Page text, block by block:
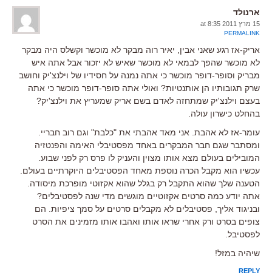
ארנולד
15 מרץ 2011 at 8:35
PERMALINK
אריק-אז רגע שאני אבין, יאיר רוה מבקר לא מוכשר וקשלס היה מבקר
לא מוכשר שהפך לבמאי לא מוכשר שאיש לא יזכור אבל אתה איש
מבריק וסופר-דופר מוכשר כי אתה נמנה על חסידיו של וילנצ'יק וחושב
שרק תגובותיו הן אותנטיות? ואולי אתה סופר-דופר מוכשר כי אתה
בעצם וילנצ'יק שמתחזה לאדם בשם אריק שמעריץ את וילנצ'יק?
בהחלט כישרון עולה.
עומר-אז לא אהבת. אני מאד אהבתי את "כלבת" וגם רוב חבריי.
ומסתבר שגם חבר המבקרים באחד מפסטיבלי האימה והפנטזיה
המובילים בעולם מצא אותו מצוין והעניק לו פרס רק לפני שבוע.
עכשיו הוא מקבל הכרה נוספת מאחד הפסטיבלים היוקרתיים בעולם.
הטענה שלך שהוא התקבל רק בגלל שהוא אקזוטי מופרכת מיסודה.
אתה יודע כמה סרטים אקזוטיים מוגשים מדי שנה לפסטיבלים?
ובניגוד אליך, פסטיבלים לא מקבלים סרטים על סמך ציפיות. הם
צופים בסרט ורק אחרי שראו אותו ואהבו אותו מזמינים את הסרט
לפסטיבל.
שיהיה במזל!
REPLY